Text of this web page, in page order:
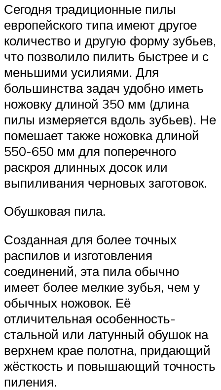
Сегодня традиционные пилы
европейского типа имеют другое
количество и другую форму зубьев,
что позволило пилить быстрее и с
меньшими усилиями. Для
большинства задач удобно иметь
ножовку длиной 350 мм (длина
пилы измеряется вдоль зубьев). Не
помешает также ножовка длиной
550-650 мм для поперечного
раскроя длинных досок или
выпиливания черновых заготовок.
Обушковая пила.
Созданная для более точных
распилов и изготовления
соединений, эта пила обычно
имеет более мелкие зубья, чем у
обычных ножовок. Её
отличительная особенность-
стальной или латунный обушок на
верхнем крае полотна, придающий
жёсткость и повышающий точность
пиления.